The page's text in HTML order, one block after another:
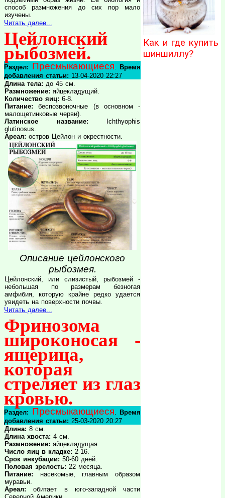
способ размножения до сих пор мало
изучены.
Читать далее...
Цейлонский
рыбозмей.
Раздел: Пресмыкающиеся .Время
добавления статьи: 13-04-2020 22:27
Длина тела: до 45 см.
Размножение: яйцекладущий.
Количество яиц: 6-8.
Питание: беспозвоночные (в основном -
малощетинковые черви).
Латинское название: Ichthyophis
glutinosus.
Ареал: остров Цейлон и окрестности.
Описание цейлонского
рыбозмея.
Цейлонский, или слизистый, рыбозмей -
небольшая по размерам безногая
амфибия, которую крайне редко удается
увидеть на поверхности почвы.
Читать далее...
Фринозома
широконосая -
ящерица,
которая
стреляет из глаз
кровью.
Раздел: Пресмыкающиеся .Время
добавления статьи: 25-03-2020 20:27
Длина: 8 см.
Длина хвоста: 4 см.
Размножение: яйцекладущая.
Число яиц в кладке: 2-16.
Срок инкубации: 50-60 дней.
Половая зрелость: 22 месяца.
Питание: насекомые, главным образом
муравьи.
Ареал: обитает в юго-западной части
Как и где купить
шиншиллу?